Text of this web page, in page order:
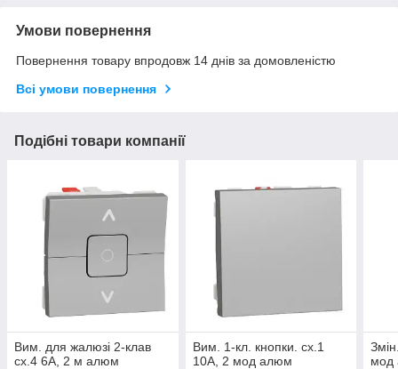
Умови повернення
Повернення товару впродовж 14 днів за домовленістю
Всі умови повернення
Подібні товари компанії
Вим. для жалюзі 2-клав
сх.4 6А, 2 м алюм
Вим. 1-кл. кнопки. сх.1
10А, 2 мод алюм
мод